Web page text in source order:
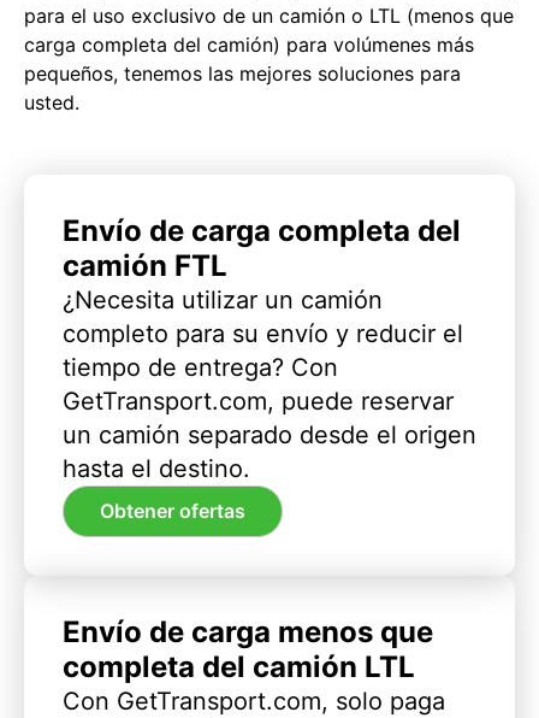
para el uso exclusivo de un camión o LTL (menos que
carga completa del camión) para volúmenes más
pequeños, tenemos las mejores soluciones para
usted.
Envío de carga completa del
camión FTL
¿Necesita utilizar un camión
completo para su envío y reducir el
tiempo de entrega? Con
GetTransport.com, puede reservar
un camión separado desde el origen
hasta el destino.
Obtener ofertas
Envío de carga menos que
completa del camión LTL
Con GetTransport.com, solo paga